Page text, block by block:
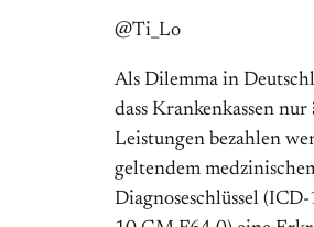
@Ti_Lo
Als Dilemma in
dass Krankenkassen
Leistungen bezahlen
geltendem
Diagnoseschlüssel